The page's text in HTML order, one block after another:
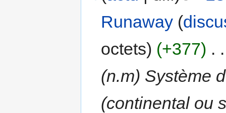
Runaway (
octets) (+377) . .
(n.m) Système
(continental ou